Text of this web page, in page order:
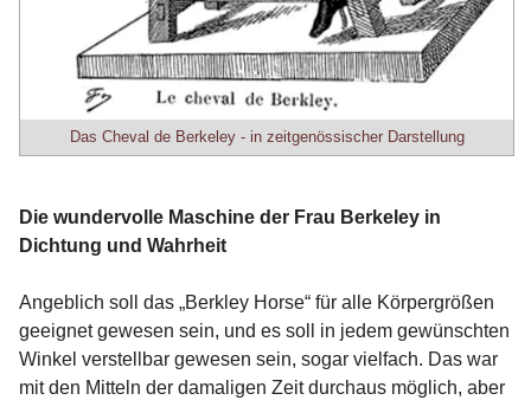
Das Cheval de Berkeley - in zeitgenössischer Darstellung
Die wundervolle Maschine der Frau Berkeley in
Dichtung und Wahrheit
Angeblich soll das „Berkley Horse“ für alle Körpergrößen
geeignet gewesen sein, und es soll in jedem gewünschten
Winkel verstellbar gewesen sein, sogar vielfach. Das war
mit den Mitteln der damaligen Zeit durchaus möglich, aber